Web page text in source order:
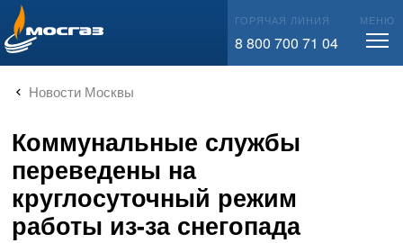
info@mos-gaz.ru ГОРЯЧАЯ ЛИНИЯ
8 800 700 71 04
МЕНЮ
Новости Москвы
Коммунальные службы
переведены на
круглосуточный режим
работы из-за снегопада